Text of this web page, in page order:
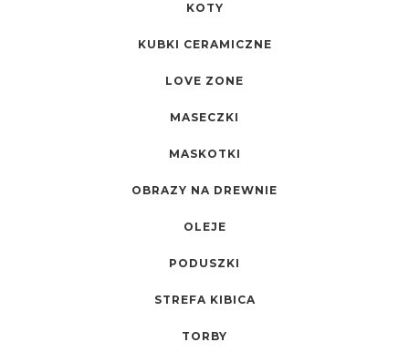
KOTY
KUBKI CERAMICZNE
LOVE ZONE
MASECZKI
MASKOTKI
OBRAZY NA DREWNIE
OLEJE
PODUSZKI
STREFA KIBICA
TORBY